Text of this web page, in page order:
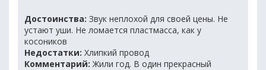
Достоинства: Звук неплохой для своей цены. Не
устают уши. Не ломается пластмасса, как у
косоников
Недостатки: Хлипкий провод
Комментарий: Жили год. В один прекрасный